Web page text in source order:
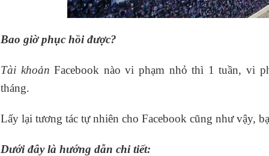
Bao giờ phục hồi được?
Tài khoảnFacebook nào vi phạm nhỏ thì 1 tuần, vi
tháng.
Lấy lại tương tác tự nhiên cho Facebook cũng như vậy,
Dưới đây là hướng dẫn chi tiết: